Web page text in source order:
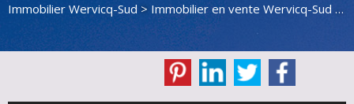
Immobilier Wervicq-Sud > Immobilier en vente Wervicq-Sud >